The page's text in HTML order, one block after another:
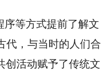
等方式提前了解文
代，与当时的人们合
创活动赋予了传统文